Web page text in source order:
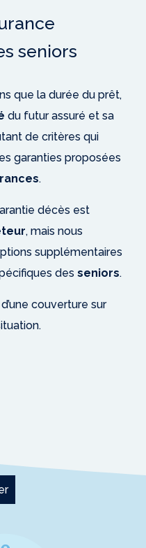
seniors
que la durée du prêt,
du futur assuré et sa
de critères qui
garanties proposées
.
décès est
, mais nous
supplémentaires
des seniors.
couverture sur